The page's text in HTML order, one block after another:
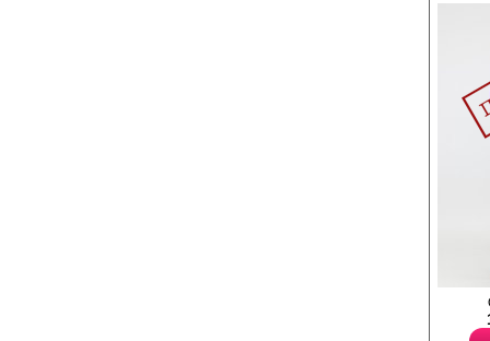
Классические брюки
карманами,
застежка на молнию